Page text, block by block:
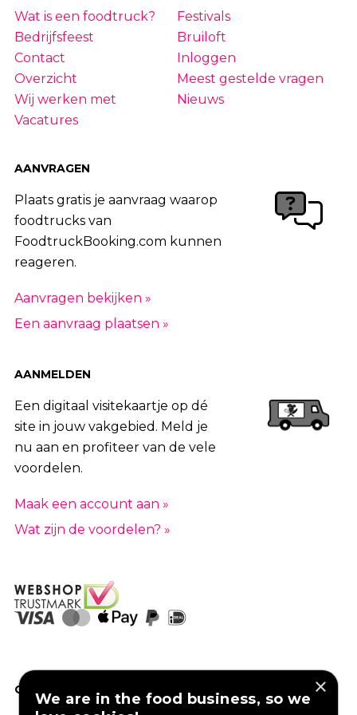
Wat is een foodtruck?
Festivals
Bedrijfsfeest
Bruiloft
Contact
Inloggen
Overzicht
Meest gestelde vragen
Wij werken met
Nieuws
Vacatures
AANVRAGEN
Plaats gratis je aanvraag waarop
foodtrucks van
FoodtruckBooking.com kunnen
reageren.
Aanvragen bekijken »
Een aanvraag plaatsen »
AANMELDEN
Een digitaal visitekaartje op dé
site in jouw vakgebied. Meld je
nu aan en profiteer van de vele
voordelen.
Maak een account aan »
Wat zijn de voordelen? »
GOED VERZEKERD ONDERNEMEN? ×
We are in the food business, so we